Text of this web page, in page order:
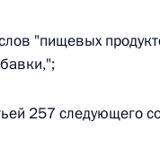
г. № 267-
"пищевых
257 следующего